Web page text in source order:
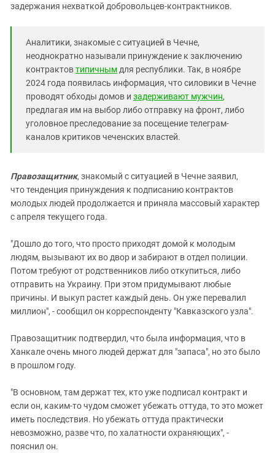
задержания нехваткой добровольцев-контрактников.
Аналитики, знакомые с ситуацией в Чечне,
неоднократно называли принуждение к заключению
контрактовтипичным для республики. Так, в ноябре
2024 года появилась информация, что силовики в Чечне
проводят обходы домов и задерживают мужчин,
предлагая им на выбор либо отправку на фронт, либо
уголовное преследование за посещение телеграм-
каналов критиков чеченских властей.
Правозащитник, знакомый с ситуацией в Чечне заявил,
что тенденция принуждения к подписанию контрактов
молодых людей продолжается и приняла массовый характер
с апреля текущего года.
"Дошло до того, что просто приходят домой к молодым
людям, вызывают их во двор и забирают в отдел полиции.
Потом требуют от родственников либо откупиться, либо
отправить на Украину. При этом придумывают любые
причины. И выкуп растет каждый день. Он уже перевалил
миллион", - сообщил он корреспонденту "Кавказского узла".
Правозащитник подтвердил, что была информация, что в
Ханкале очень много людей держат для "запаса", но это было
в прошлом году.
"В основном, там держат тех, кто уже подписал контракт и
если он, каким-то чудом сможет убежать оттуда, то это может
иметь последствия. Но убежать оттуда практически
невозможно, разве что, по халатности охраняющих", -
пояснил он.